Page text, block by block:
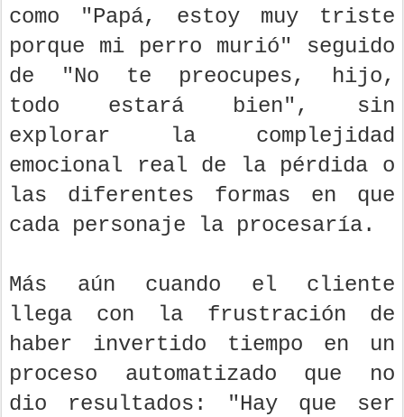
como "Papá, estoy muy triste
porque mi perro murió" seguido
de "No te preocupes, hijo,
todo estará bien", sin
explorar la complejidad
emocional real de la pérdida o
las diferentes formas en que
cada personaje la procesaría.
Más aún cuando el cliente
llega con la frustración de
haber invertido tiempo en un
proceso automatizado que no
dio resultados: "Hay que ser